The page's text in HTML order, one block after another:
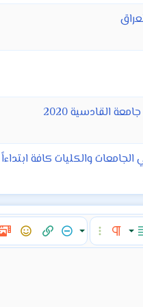
القادسية 2020
كافة ابتداءاً من سنة
مرتبة
تنسيق الفقرة
خيارات إضافية…
إخفاء إدراج رابط